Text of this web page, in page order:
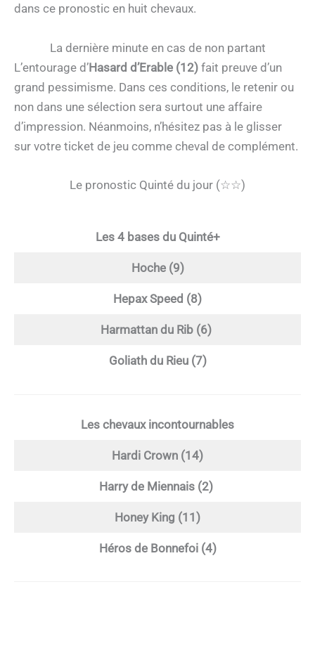
dans ce pronostic en huit chevaux.
La dernière minute en cas de non partant
L’entourage d’Hasard d’Erable (12) fait preuve d’un
grand pessimisme. Dans ces conditions, le retenir ou
non dans une sélection sera surtout une affaire
d’impression. Néanmoins, n’hésitez pas à le glisser
sur votre ticket de jeu comme cheval de complément.
Le pronostic Quinté du jour (☆☆)
Les 4 bases du Quinté+
Hoche (9)
Hepax Speed (8)
Harmattan du Rib (6)
Goliath du Rieu (7)
Les chevaux incontournables
Hardi Crown (14)
Harry de Miennais (2)
Honey King (11)
Héros de Bonnefoi (4)